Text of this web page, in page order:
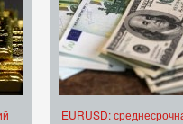
EURUSD: